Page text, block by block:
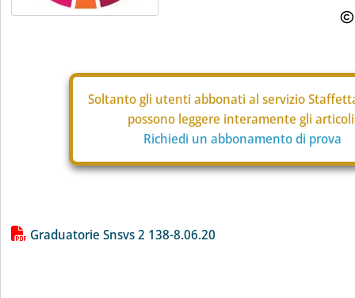
Soltanto gli utenti abbonati al servizio
possono leggere interamente gli
Richiedi un abbonamento di prova
Lista allegati PDF alla notizia
Graduatorie Snsvs 2 138-8.06.20